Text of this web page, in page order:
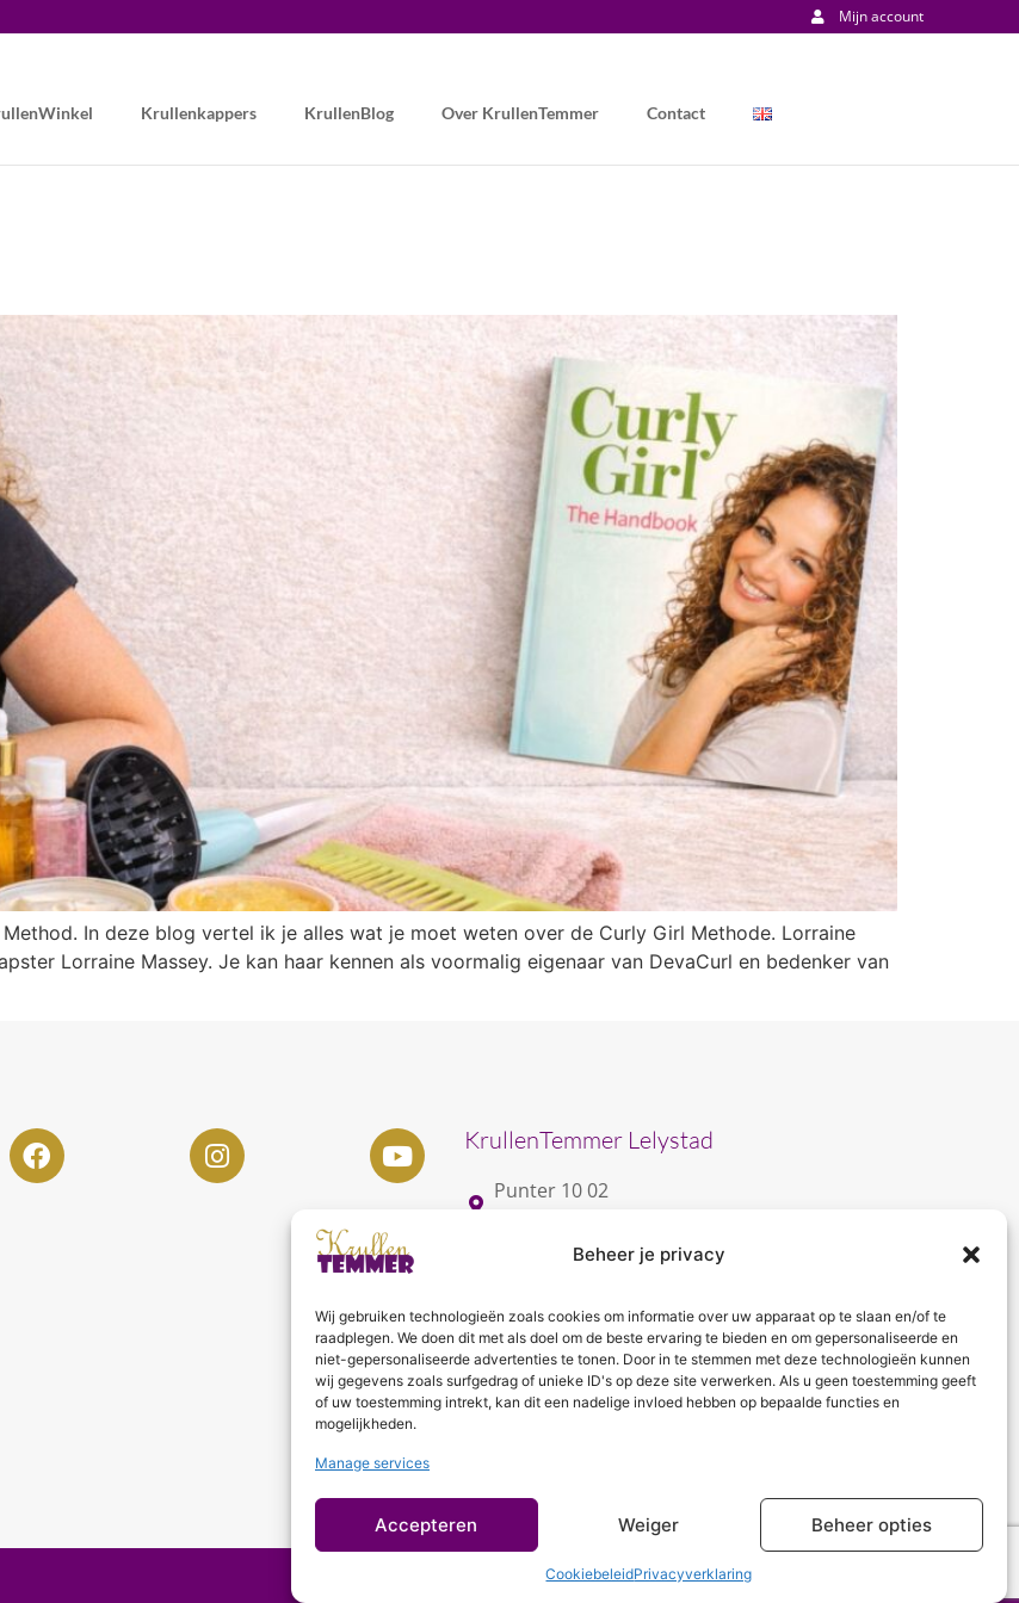
Beheer je privacy
Wij gebruiken technologieën zoals cookies om informatie over uw apparaat op te slaan en/of te
raadplegen. We doen dit met als doel om de beste ervaring te bieden en om gepersonaliseerde en
niet-gepersonaliseerde advertenties te tonen. Door in te stemmen met deze technologieën kunnen
wij gegevens zoals surfgedrag of unieke ID's op deze site verwerken. Als u geen toestemming geeft
of uw toestemming intrekt, kan dit een nadelige invloed hebben op bepaalde functies en
mogelijkheden.
Manage services
Accepteren Weiger Beheer opties
CookiebeleidPrivacyverklaring
Mijn account
Krullenkappers KrullenBlog Over KrullenTemmer Contact
In deze blog vertel ik je alles wat je moet weten over de Curly Girl Methode. Lorraine
Lorraine Massey. Je kan haar kennen als voormalig eigenaar van DevaCurl en bedenker van
KrullenTemmer Lelystad
Punter 10 02
0643996868
Openingstijden
Maandag 9.30 - 13.30 (Trainingen)
Dinsdag 9.00 - 18.00 (De KrullenHemel)